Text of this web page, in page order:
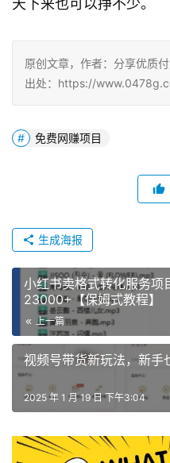
天下来也可以挣不少。
原创文章，作者：分享优质
出处：https://
免费网赚项目
生成海报
小红书卖格式转化服务项
23000+【保姆式教程】
上一篇
视频号带货新玩法，新
2025 年 1 月 19 日 下午3:04